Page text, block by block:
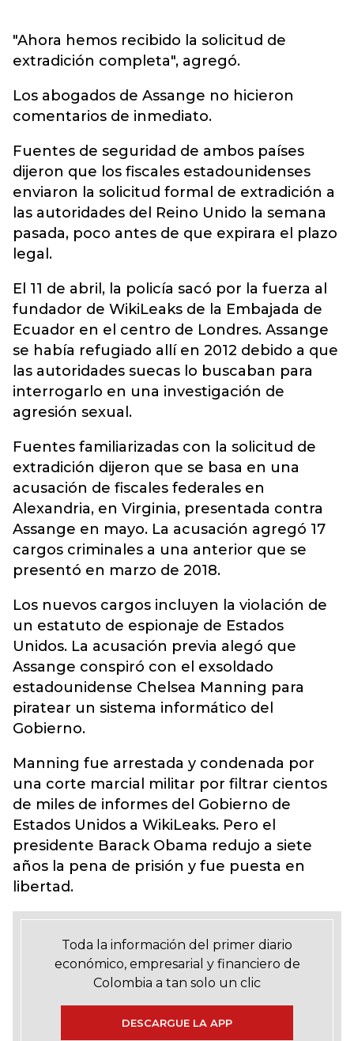
"Ahora hemos recibido la solicitud de
extradición completa", agregó.
Los abogados de Assange no hicieron
comentarios de inmediato.
Fuentes de seguridad de ambos países
dijeron que los fiscales estadounidenses
enviaron la solicitud formal de extradición a
las autoridades del Reino Unido la semana
pasada, poco antes de que expirara el plazo
legal.
El 11 de abril, la policía sacó por la fuerza al
fundador de WikiLeaks de la Embajada de
Ecuador en el centro de Londres. Assange
se había refugiado allí en 2012 debido a que
las autoridades suecas lo buscaban para
interrogarlo en una investigación de
agresión sexual.
Fuentes familiarizadas con la solicitud de
extradición dijeron que se basa en una
acusación de fiscales federales en
Alexandria, en Virginia, presentada contra
Assange en mayo. La acusación agregó 17
cargos criminales a una anterior que se
presentó en marzo de 2018.
Los nuevos cargos incluyen la violación de
un estatuto de espionaje de Estados
Unidos. La acusación previa alegó que
Assange conspiró con el exsoldado
estadounidense Chelsea Manning para
piratear un sistema informático del
Gobierno.
Manning fue arrestada y condenada por
una corte marcial militar por filtrar cientos
de miles de informes del Gobierno de
Estados Unidos a WikiLeaks. Pero el
presidente Barack Obama redujo a siete
años la pena de prisión y fue puesta en
libertad.
Toda la información del primer diario
económico, empresarial y financiero de
Colombia a tan solo un clic
DESCARGUE LA APP